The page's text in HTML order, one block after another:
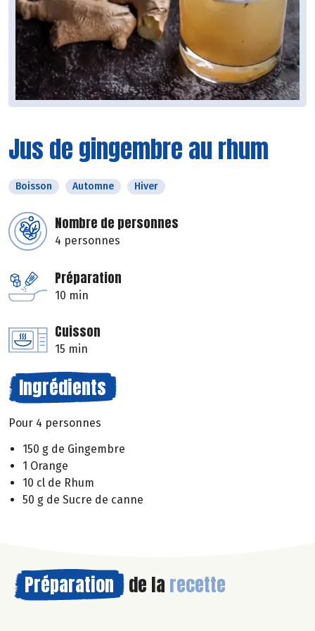
Jus de gingembre au rhum
Boisson Automne Hiver
Nombre de personnes
4 personnes
Préparation
10 min
Cuisson
15 min
Ingrédients
Pour 4 personnes
150 g de Gingembre
1 Orange
10 cl de Rhum
50 g de Sucre de canne
Préparation de la recette